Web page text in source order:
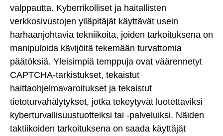
valppautta. Kyberrikolliset ja haitallisten
verkkosivustojen ylläpitäjät käyttävät usein
harhaanjohtavia tekniikoita, joiden tarkoituksena on
manipuloida kävijöitä tekemään turvattomia
päätöksiä. Yleisimpiä temppuja ovat väärennetyt
CAPTCHA-tarkistukset, tekaistut
haittaohjelmavaroitukset ja tekaistut
tietoturvahälytykset, jotka tekeytyvät luotettaviksi
kyberturvallisuustuotteiksi tai -palveluiksi. Näiden
taktiikoiden tarkoituksena on saada käyttäjät